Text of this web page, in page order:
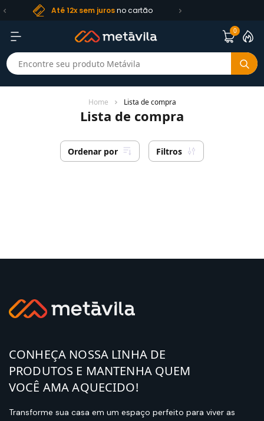
Até 12x sem jurosno cartão
0
Home Lista de compra
Lista de compra
Ordenar por Filtros
CONHEÇA NOSSA LINHA DE
PRODUTOS E MANTENHA QUEM
VOCÊ AMA AQUECIDO!
Transforme sua casa em um espaço perfeito para viver as